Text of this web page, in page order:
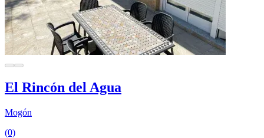
El Rincón del Agua
Mogón
(0)